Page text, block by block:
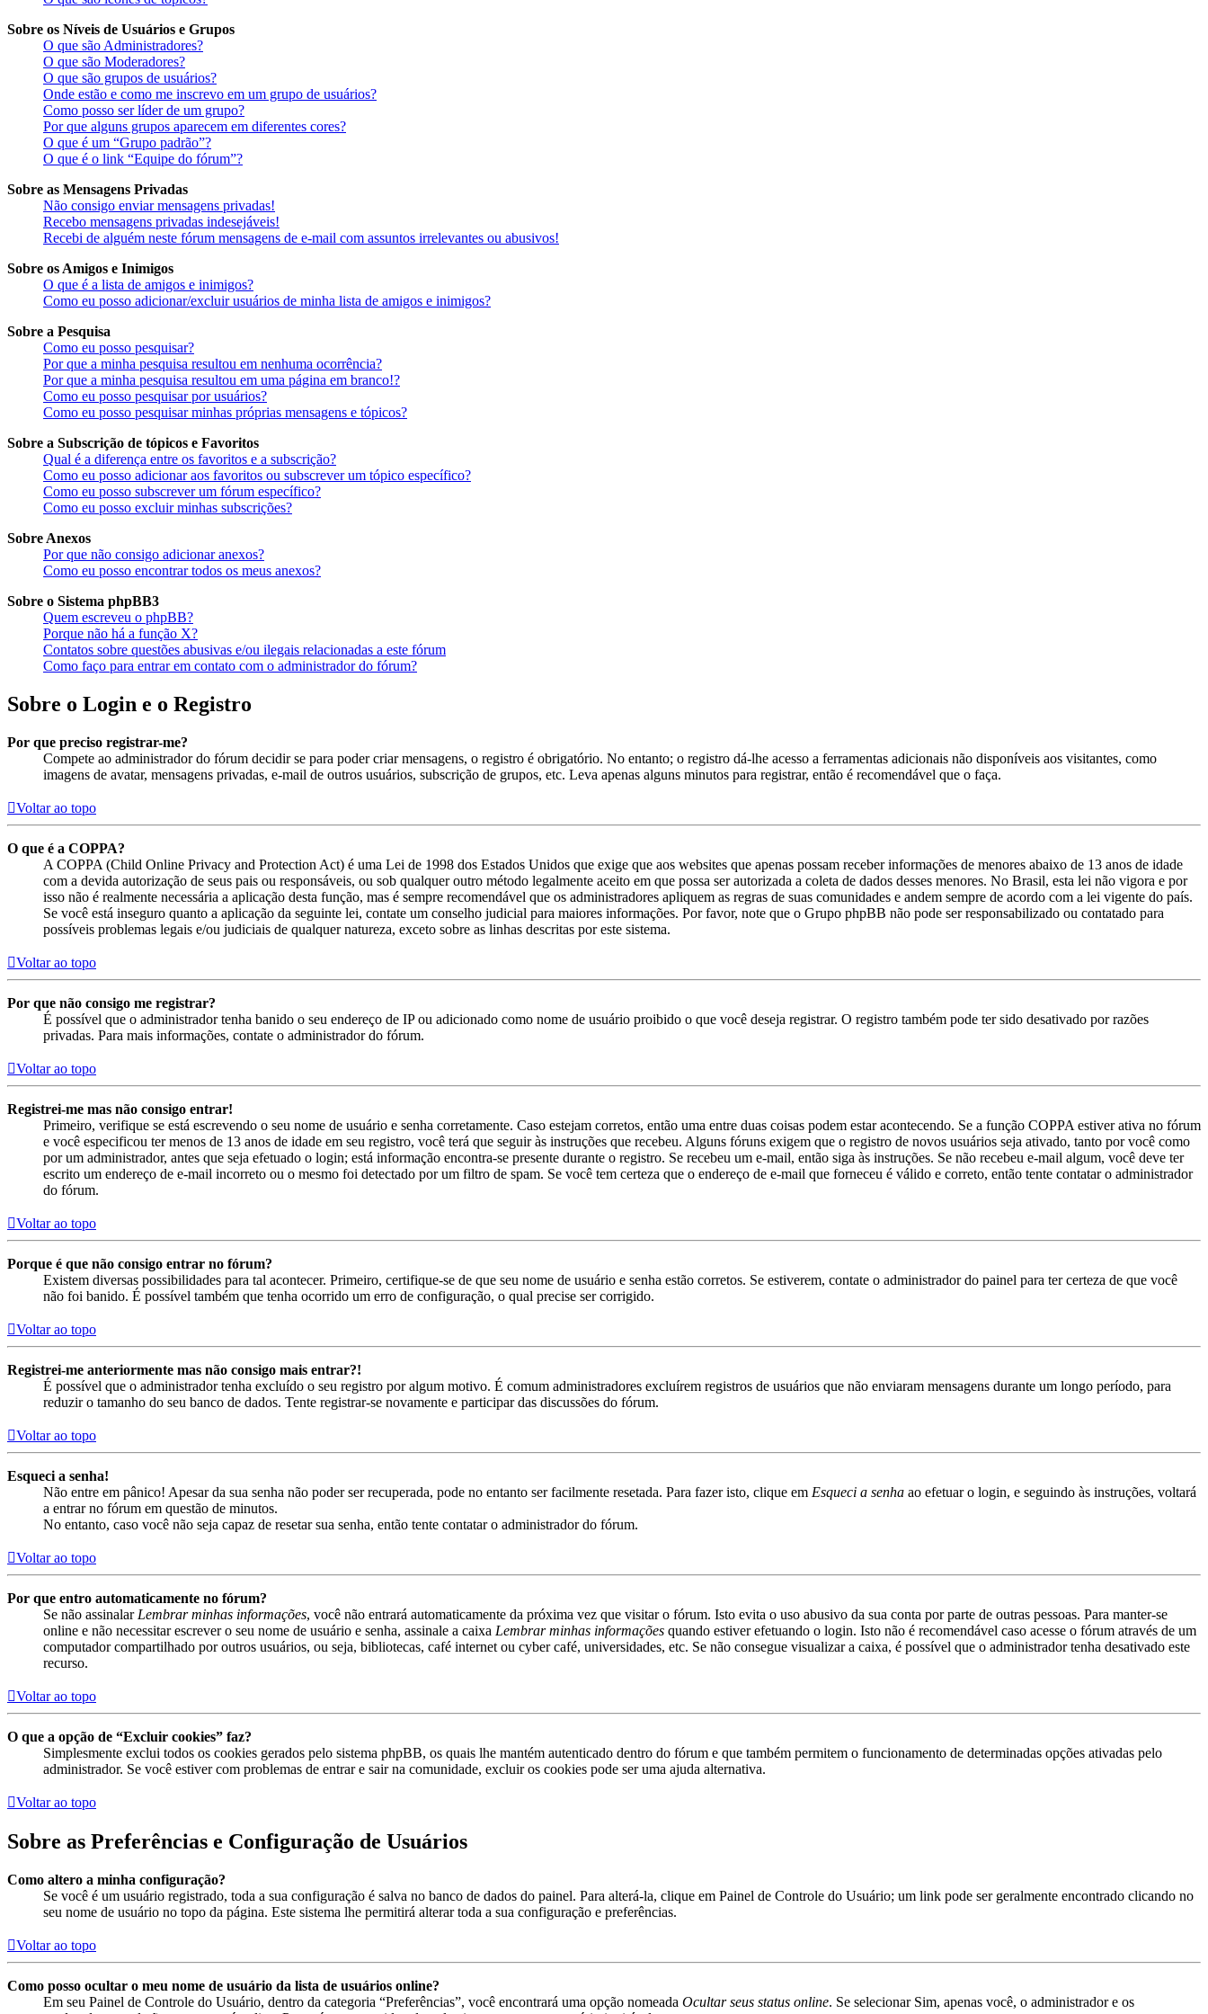
Sobre os Níveis de Usuários e Grupos
O que são Administradores?
O que são Moderadores?
O que são grupos de usuários?
Onde estão e como me inscrevo em um grupo de usuários?
Como posso ser líder de um grupo?
Por que alguns grupos aparecem em diferentes cores?
O que é um “Grupo padrão”?
O que é o link “Equipe do fórum”?
Sobre as Mensagens Privadas
Não consigo enviar mensagens privadas!
Recebo mensagens privadas indesejáveis!
Recebi de alguém neste fórum mensagens de e-mail com assuntos irrelevantes ou abusivos!
Sobre os Amigos e Inimigos
O que é a lista de amigos e inimigos?
Como eu posso adicionar/excluir usuários de minha lista de amigos e inimigos?
Sobre a Pesquisa
Como eu posso pesquisar?
Por que a minha pesquisa resultou em nenhuma ocorrência?
Por que a minha pesquisa resultou em uma página em branco!?
Como eu posso pesquisar por usuários?
Como eu posso pesquisar minhas próprias mensagens e tópicos?
Sobre a Subscrição de tópicos e Favoritos
Qual é a diferença entre os favoritos e a subscrição?
Como eu posso adicionar aos favoritos ou subscrever um tópico específico?
Como eu posso subscrever um fórum específico?
Como eu posso excluir minhas subscrições?
Sobre Anexos
Por que não consigo adicionar anexos?
Como eu posso encontrar todos os meus anexos?
Sobre o Sistema phpBB3
Quem escreveu o phpBB?
Porque não há a função X?
Contatos sobre questões abusivas e/ou ilegais relacionadas a este fórum
Como faço para entrar em contato com o administrador do fórum?
Sobre o Login e o Registro
Por que preciso registrar-me?
Compete ao administrador do fórum decidir se para poder criar mensagens, o registro é obrigatório. No entanto; o registro dá-lhe acesso a ferramentas adicionais não disponíveis aos visitantes, como
imagens de avatar, mensagens privadas, e-mail de outros usuários, subscrição de grupos, etc. Leva apenas alguns minutos para registrar, então é recomendável que o faça.
Voltar ao topo
O que é a COPPA?
A COPPA (Child Online Privacy and Protection Act) é uma Lei de 1998 dos Estados Unidos que exige que aos websites que apenas possam receber informações de menores abaixo de 13 anos de idade
com a devida autorização de seus pais ou responsáveis, ou sob qualquer outro método legalmente aceito em que possa ser autorizada a coleta de dados desses menores. No Brasil, esta lei não vigora e por
isso não é realmente necessária a aplicação desta função, mas é sempre recomendável que os administradores apliquem as regras de suas comunidades e andem sempre de acordo com a lei vigente do país.
Se você está inseguro quanto a aplicação da seguinte lei, contate um conselho judicial para maiores informações. Por favor, note que o Grupo phpBB não pode ser responsabilizado ou contatado para
possíveis problemas legais e/ou judiciais de qualquer natureza, exceto sobre as linhas descritas por este sistema.
Voltar ao topo
Por que não consigo me registrar?
É possível que o administrador tenha banido o seu endereço de IP ou adicionado como nome de usuário proibido o que você deseja registrar. O registro também pode ter sido desativado por razões
privadas. Para mais informações, contate o administrador do fórum.
Voltar ao topo
Registrei-me mas não consigo entrar!
Primeiro, verifique se está escrevendo o seu nome de usuário e senha corretamente. Caso estejam corretos, então uma entre duas coisas podem estar acontecendo. Se a função COPPA estiver ativa no fórum
e você especificou ter menos de 13 anos de idade em seu registro, você terá que seguir às instruções que recebeu. Alguns fóruns exigem que o registro de novos usuários seja ativado, tanto por você como
por um administrador, antes que seja efetuado o login; está informação encontra-se presente durante o registro. Se recebeu um e-mail, então siga às instruções. Se não recebeu e-mail algum, você deve ter
escrito um endereço de e-mail incorreto ou o mesmo foi detectado por um filtro de spam. Se você tem certeza que o endereço de e-mail que forneceu é válido e correto, então tente contatar o administrador
do fórum.
Voltar ao topo
Porque é que não consigo entrar no fórum?
Existem diversas possibilidades para tal acontecer. Primeiro, certifique-se de que seu nome de usuário e senha estão corretos. Se estiverem, contate o administrador do painel para ter certeza de que você
não foi banido. É possível também que tenha ocorrido um erro de configuração, o qual precise ser corrigido.
Voltar ao topo
Registrei-me anteriormente mas não consigo mais entrar?!
É possível que o administrador tenha excluído o seu registro por algum motivo. É comum administradores excluírem registros de usuários que não enviaram mensagens durante um longo período, para
reduzir o tamanho do seu banco de dados. Tente registrar-se novamente e participar das discussões do fórum.
Voltar ao topo
Esqueci a senha!
Não entre em pânico! Apesar da sua senha não poder ser recuperada, pode no entanto ser facilmente resetada. Para fazer isto, clique em Esqueci a senha ao efetuar o login, e seguindo às instruções, voltará
a entrar no fórum em questão de minutos.
No entanto, caso você não seja capaz de resetar sua senha, então tente contatar o administrador do fórum.
Voltar ao topo
Por que entro automaticamente no fórum?
Se não assinalar Lembrar minhas informações, você não entrará automaticamente da próxima vez que visitar o fórum. Isto evita o uso abusivo da sua conta por parte de outras pessoas. Para manter-se
online e não necessitar escrever o seu nome de usuário e senha, assinale a caixa Lembrar minhas informações quando estiver efetuando o login. Isto não é recomendável caso acesse o fórum através de um
computador compartilhado por outros usuários, ou seja, bibliotecas, café internet ou cyber café, universidades, etc. Se não consegue visualizar a caixa, é possível que o administrador tenha desativado este
recurso.
Voltar ao topo
O que a opção de “Excluir cookies” faz?
Simplesmente exclui todos os cookies gerados pelo sistema phpBB, os quais lhe mantém autenticado dentro do fórum e que também permitem o funcionamento de determinadas opções ativadas pelo
administrador. Se você estiver com problemas de entrar e sair na comunidade, excluir os cookies pode ser uma ajuda alternativa.
Voltar ao topo
Sobre as Preferências e Configuração de Usuários
Como altero a minha configuração?
Se você é um usuário registrado, toda a sua configuração é salva no banco de dados do painel. Para alterá-la, clique em Painel de Controle do Usuário; um link pode ser geralmente encontrado clicando no
seu nome de usuário no topo da página. Este sistema lhe permitirá alterar toda a sua configuração e preferências.
Voltar ao topo
Como posso ocultar o meu nome de usuário da lista de usuários online?
Em seu Painel de Controle do Usuário, dentro da categoria “Preferências”, você encontrará uma opção nomeada Ocultar seus status online. Se selecionar Sim, apenas você, o administrador e os